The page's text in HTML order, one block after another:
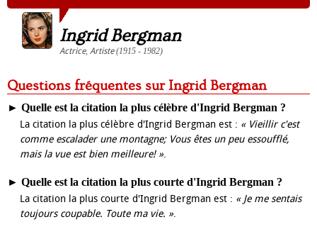
Ingrid Bergman
Actrice, Artiste(1915 - 1982)
Questions fréquentes sur Ingrid Bergman
► Quelle est la citation la plus célèbre d'Ingrid Bergman ?
La citation la plus célèbre d'Ingrid Bergman est : « Vieillir c'est
comme escalader une montagne; Vous êtes un peu essoufflé,
mais la vue est bien meilleure! ».
► Quelle est la citation la plus courte d'Ingrid Bergman ?
La citation la plus courte d'Ingrid Bergman est : « Je me sentais
toujours coupable. Toute ma vie. ».